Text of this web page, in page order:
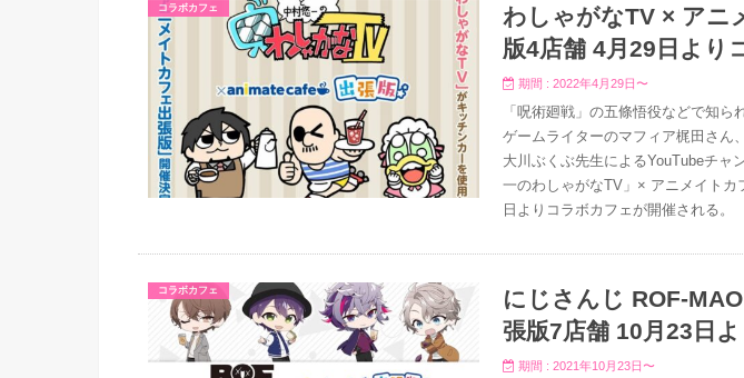
コラボカフェ
わしゃがなTV × アニ
版4店舗 4月29日より
期間 : 2022年4月29日〜
「呪術廻戦」の五條悟役などで知ら
ゲームライターのマフィア梶田さん
大川ぶくぶ先生によるYouTubeチャ
一のわしゃがなTV」× アニメイトカ
日よりコラボカフェが開催される。
コラボカフェ
にじさんじ ROF-
張版7店舗 10月23日
期間 : 2021年10月23日〜